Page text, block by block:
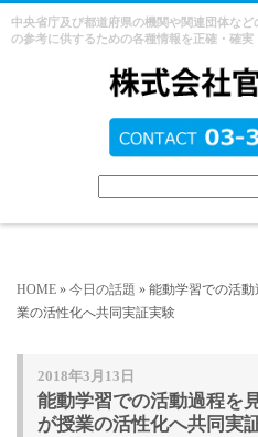
中央省庁及び都道府県の機関や関連団体な
の参考に供するための各種情報を正確・確実
HOME » 今日の話題 » 能動学習での活
業の活性化へ共同実証実験
2018年3月13日
能動学習での活動過程
が授業の活性化へ共同実